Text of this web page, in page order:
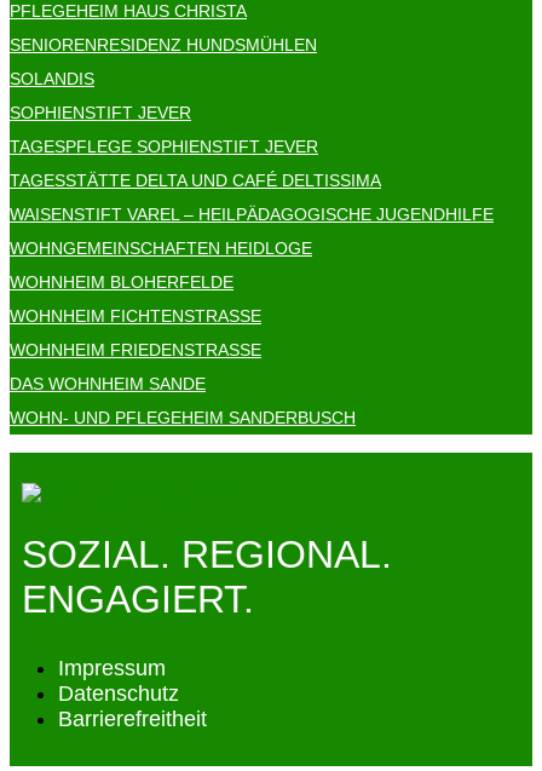
PFLEGEHEIM HAUS CHRISTA
SENIORENRESIDENZ HUNDSMÜHLEN
SOLANDIS
SOPHIENSTIFT JEVER
TAGESPFLEGE SOPHIENSTIFT JEVER
TAGESSTÄTTE DELTA UND CAFÉ DELTISSIMA
WAISENSTIFT VAREL – HEILPÄDAGOGISCHE JUGENDHILFE
WOHNGEMEINSCHAFTEN HEIDLOGE
WOHNHEIM BLOHERFELDE
WOHNHEIM FICHTENSTRASSE
WOHNHEIM FRIEDENSTRASSE
DAS WOHNHEIM SANDE
WOHN- UND PFLEGEHEIM SANDERBUSCH
SOZIAL. REGIONAL.
ENGAGIERT.
Impressum
Datenschutz
Barrierefreitheit